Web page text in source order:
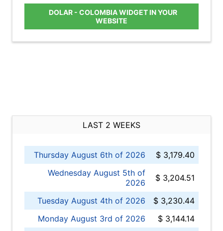
DOLAR - COLOMBIA WIDGET IN YOUR
WEBSITE
LAST 2 WEEKS
Thursday August 6th of 2026
$ 3,179.40
Wednesday August 5th of
2026
$ 3,204.51
Tuesday August 4th of 2026
$ 3,230.44
Monday August 3rd of 2026
$ 3,144.14